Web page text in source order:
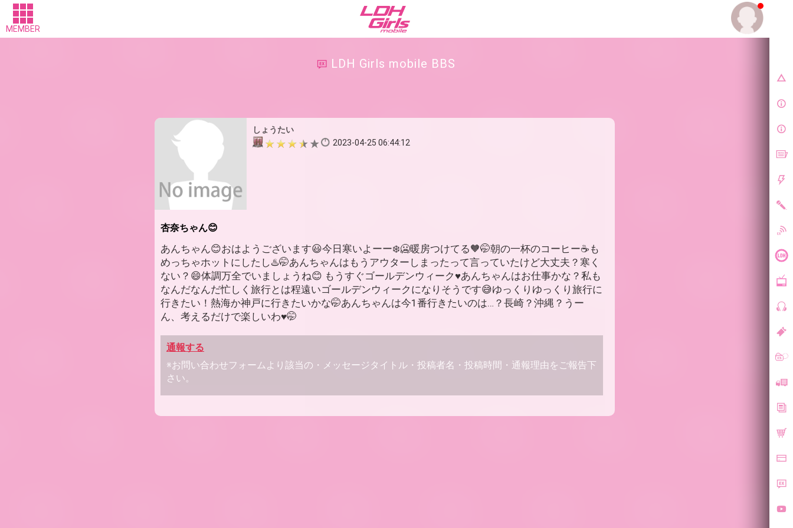
MEMBER
LDH Girls mobile BBS
しょうたい
2023-04-25 06:44:12
杏奈ちゃん😊
あんちゃん😊おはようございます😃今日寒いよーー❄️🥶暖房つけてる🧡🤭朝の一杯のコーヒー☕️も
めっちゃホットにしたし♨️🤭あんちゃんはもうアウターしまったって言っていたけど大丈夫？寒く
ない？😄体調万全でいましょうね😊 もうすぐゴールデンウィーク♥️あんちゃんはお仕事かな？私も
なんだなんだ忙しく旅行とは程遠いゴールデンウィークになりそうです😅ゆっくりゆっくり旅行に
行きたい！熱海か神戸に行きたいかな🤭あんちゃんは今1番行きたいのは…？長崎？沖縄？うー
ん、考えるだけで楽しいわ♥️🤭
通報する
※お問い合わせフォームより該当の・メッセージタイトル・投稿者名・投稿時間・通報理由をご報告下
さい。